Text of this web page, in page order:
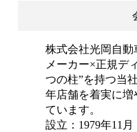
株式会社光岡自動
メーカー×正規デ
つの柱”を持つ当
年店舗を着実に
ています。
設立：1979年11月